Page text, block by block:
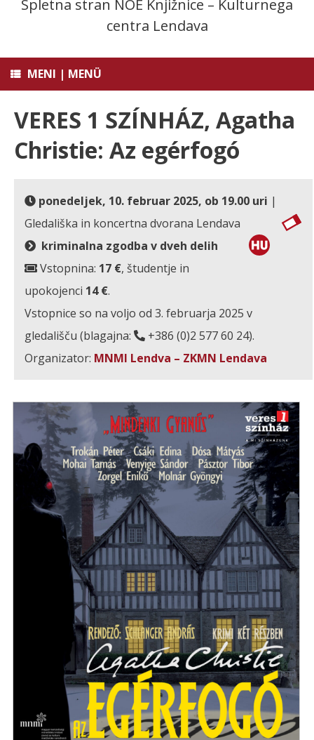
Spletna stran NOE Knjižnice – Kulturnega
centra Lendava
MENI | MENÜ
VERES 1 SZÍNHÁZ, Agatha
Christie: Az egérfogó
ponedeljek, 10. februar 2025, ob 19.00 uri |
Gledališka in koncertna dvorana Lendava
kriminalna zgodba v dveh delih
Vstopnina: 17 €, študentje in
upokojenci 14 €.
Vstopnice so na voljo od 3. februarja 2025 v
gledališču (blagajna:
+386 (0)2 577 60 24).
Organizator: MNMI Lendva – ZKMN Lendava